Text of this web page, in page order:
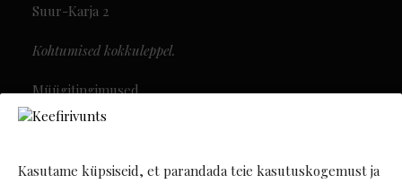
Kasutame küpsiseid, et parandada teie kasutuskogemust ja
Suur-Karja 2
Kohtumised kokkuleppel.
Müügitingimused
Privaatsusreeglid
Uudiskiri